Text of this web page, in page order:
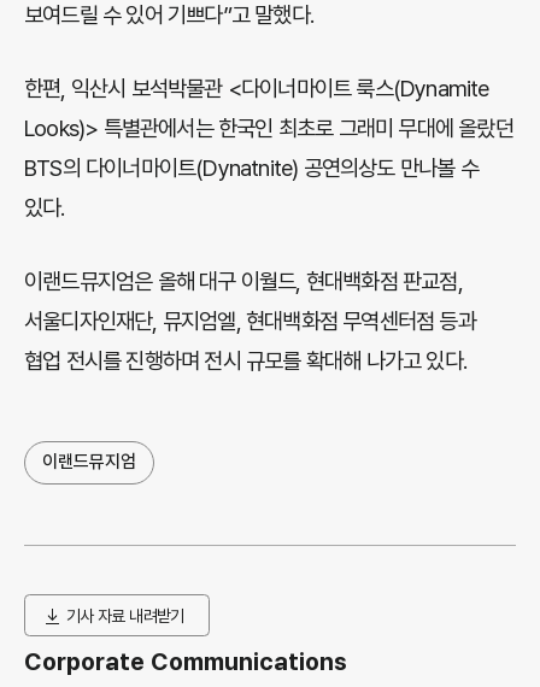
보여드릴 수 있어 기쁘다”고 말했다.
한편, 익산시 보석박물관 <다이너마이트 룩스(Dynamite
Looks)> 특별관에서는 한국인 최초로 그래미 무대에 올랐던
BTS의 다이너마이트(Dynatnite) 공연의상도 만나볼 수
있다.
이랜드뮤지엄은 올해 대구 이월드, 현대백화점 판교점,
서울디자인재단, 뮤지엄엘, 현대백화점 무역센터점 등과
협업 전시를 진행하며 전시 규모를 확대해 나가고 있다.
이랜드뮤지엄
기사 자료 내려받기
Corporate Communications